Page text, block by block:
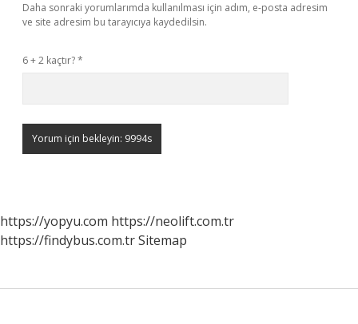
Daha sonraki yorumlarımda kullanılması için adım, e-posta adresim
ve site adresim bu tarayıcıya kaydedilsin.
6 + 2 kaçtır?*
https://yopyu.com https://neolift.com.tr
https://findybus.com.trSitemap